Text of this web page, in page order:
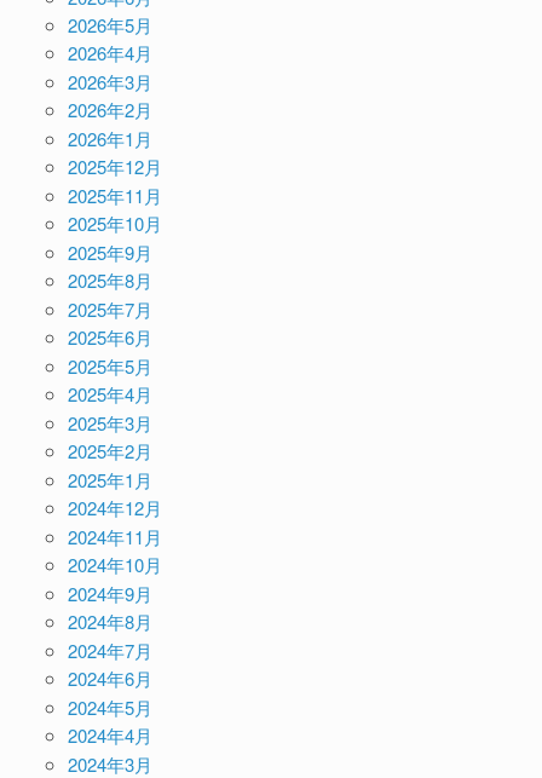
2026年5月
2026年4月
2026年3月
2026年2月
2026年1月
2025年12月
2025年11月
2025年10月
2025年9月
2025年8月
2025年7月
2025年6月
2025年5月
2025年4月
2025年3月
2025年2月
2025年1月
2024年12月
2024年11月
2024年10月
2024年9月
2024年8月
2024年7月
2024年6月
2024年5月
2024年4月
2024年3月